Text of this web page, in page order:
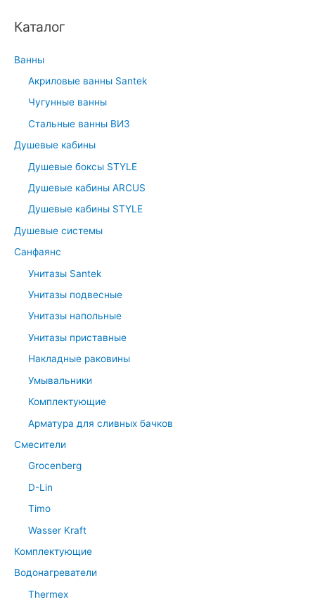
r
h
:
Каталог
Ванны
Акриловые ванны Santek
Чугунные ванны
Стальные ванны ВИЗ
Душевые кабины
Душевые боксы STYLE
Душевые кабины ARCUS
Душевые кабины STYLE
Душевые системы
Санфаянс
Унитазы Santek
Унитазы подвесные
Унитазы напольные
Унитазы приставные
Накладные раковины
Умывальники
Комплектующие
Арматура для сливных бачков
Смесители
Grocenberg
D-Lin
Timo
Wasser Kraft
Комплектующие
Водонагреватели
Thermex